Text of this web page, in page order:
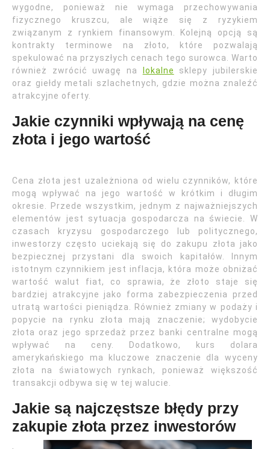
wygodne, ponieważ nie wymaga przechowywania
fizycznego kruszcu, ale wiąże się z ryzykiem
związanym z rynkiem finansowym. Kolejną opcją są
kontrakty terminowe na złoto, które pozwalają
spekulować na przyszłych cenach tego surowca. Warto
również zwrócić uwagę na
lokalne
sklepy jubilerskie
oraz giełdy metali szlachetnych, gdzie można znaleźć
atrakcyjne oferty.
Jakie czynniki wpływają na cenę
złota i jego wartość
Cena złota jest uzależniona od wielu czynników, które
mogą wpływać na jego wartość w krótkim i długim
okresie. Przede wszystkim, jednym z najważniejszych
elementów jest sytuacja gospodarcza na świecie. W
czasach kryzysu gospodarczego lub politycznego,
inwestorzy często uciekają się do zakupu złota jako
bezpiecznej przystani dla swoich kapitałów. Innym
istotnym czynnikiem jest inflacja, która może obniżać
wartość walut fiat, co sprawia, że złoto staje się
bardziej atrakcyjne jako forma zabezpieczenia przed
utratą wartości pieniądza. Również zmiany w podaży i
popycie na rynku złota mają znaczenie; wydobycie
złota oraz jego sprzedaż przez banki centralne mogą
wpływać na ceny. Dodatkowo, kurs dolara
amerykańskiego ma kluczowe znaczenie dla wyceny
złota na światowych rynkach, ponieważ większość
transakcji odbywa się w tej walucie.
Jakie są najczęstsze błędy przy
zakupie złota przez inwestorów